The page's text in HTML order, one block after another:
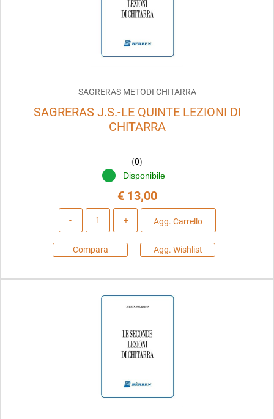
SAGRERAS METODI CHITARRA
SAGRERAS J.S.-LE QUINTE LEZIONI DI
CHITARRA
(0)
Disponibile
€ 13,00
Agg. Carrello
Compara Agg. Wishlist